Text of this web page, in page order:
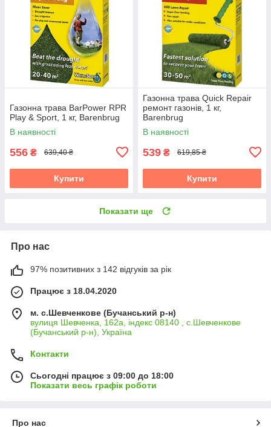
Газонна трава BarPower RPR
Play & Sport, 1 кг, Barenbrug
В наявності
556 ₴ 639,40 ₴
Купити
Газонна трава Quick Repair
ремонт газонів, 1 кг,
Barenbrug
В наявності
539 ₴ 619,85 ₴
Купити
Показати ще
Про нас
97% позитивних з 142 відгуків за рік
Працює з 18.04.2020
м. с.Шевченкове (Бучанський р-н)
вулиця Шевченка, 162а, індекс 08140 , с.Шевченкове
(Бучанський р-н), Україна
Контакти
Сьогодні працює з 09:00 до 18:00
Показати весь графік роботи
Про нас